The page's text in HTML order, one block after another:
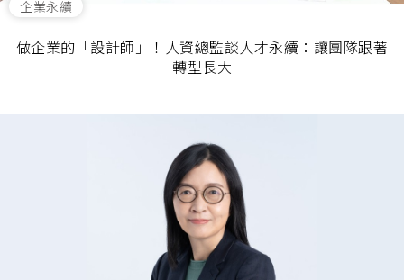
企業永續
做企業的「設計師」！人資總監談人才永續：讓團隊跟著
轉型長大